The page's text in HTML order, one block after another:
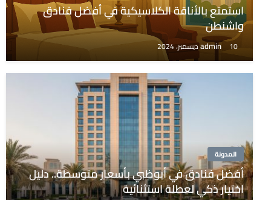
استمتع بالأناقة الكلاسيكية في أفضل فنادق
واشنطن
admin 10 ديسمبر، 2024
المدونة
أفضل فنادق في أبوظبي بأسعار متوسطة.. دليل
اختيار ذكي لعطلة استثنائية